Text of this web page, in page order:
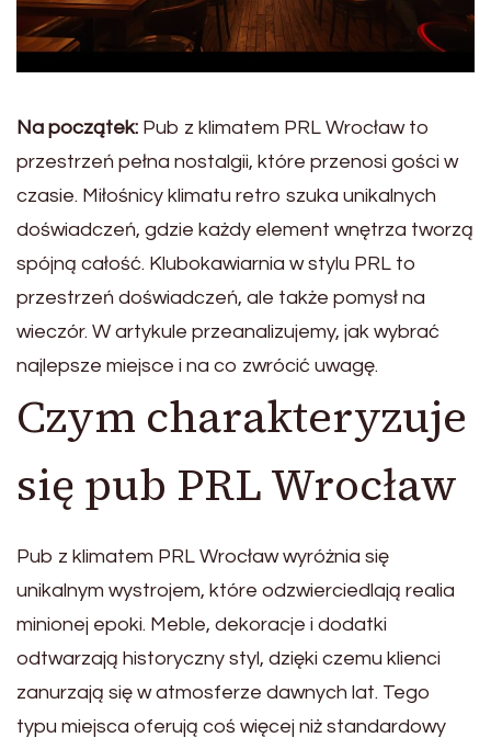
Na początek: Pub z klimatem PRL Wrocław to
przestrzeń pełna nostalgii, które przenosi gości w
czasie. Miłośnicy klimatu retro szuka unikalnych
doświadczeń, gdzie każdy element wnętrza tworzą
spójną całość. Klubokawiarnia w stylu PRL to
przestrzeń doświadczeń, ale także pomysł na
wieczór. W artykule przeanalizujemy, jak wybrać
najlepsze miejsce i na co zwrócić uwagę.
Czym charakteryzuje
się pub PRL Wrocław
Pub z klimatem PRL Wrocław wyróżnia się
unikalnym wystrojem, które odzwierciedlają realia
minionej epoki. Meble, dekoracje i dodatki
odtwarzają historyczny styl, dzięki czemu klienci
zanurzają się w atmosferze dawnych lat. Tego
typu miejsca oferują coś więcej niż standardowy